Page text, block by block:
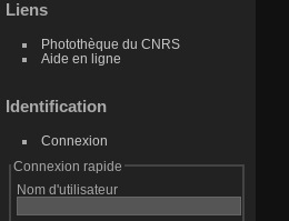
Liens
Photothèque du CNRS
Aide en ligne
Identification
Connexion
Connexion rapide
Nom d'utilisateur